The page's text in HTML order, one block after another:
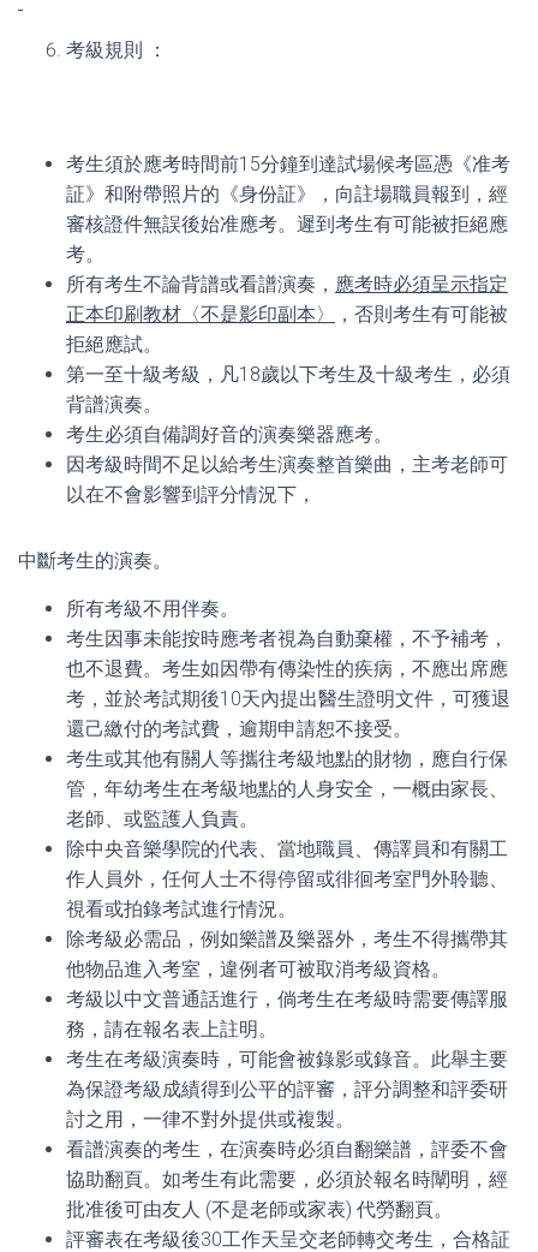
考級規則 ：
考生須於應考時間前15分鐘到達試場候考區憑《准考
証》和附帶照片的《身份証》，向註場職員報到，經
審核證件無誤後始准應考。遲到考生有可能被拒絕應
考。
所有考生不論背譜或看譜演奏， 應考時必須呈示指定
正本印刷教材〈不是影印副本〉
，否則考生有可能被
拒絕應試。
第一至十級考級，凡18歲以下考生及十級考生，必須
背譜演奏。
考生必須自備調好音的演奏樂器應考。
因考級時間不足以給考生演奏整首樂曲，主考老師可
以在不會影響到評分情況下，
中斷考生的演奏。
所有考級不用伴奏。
考生因事未能按時應考者視為自動棄權，不予補考，
也不退費。考生如因帶有傳染性的疾病，不應出席應
考，並於考試期後10天內提出醫生證明文件，可獲退
還己繳付的考試費，逾期申請恕不接受。
考生或其他有關人等攜往考級地點的財物，應自行保
管，年幼考生在考級地點的人身安全，一概由家長、
老師、或監護人負責。
除中央音樂學院的代表、當地職員、傳譯員和有關工
作人員外，任何人士不得停留或徘徊考室門外聆聽、
視看或拍錄考試進行情況。
除考級必需品，例如樂譜及樂器外，考生不得攜帶其
他物品進入考室，違例者可被取消考級資格。
考級以中文普通話進行，倘考生在考級時需要傳譯服
務，請在報名表上註明。
考生在考級演奏時，可能會被錄影或錄音。此舉主要
為保證考級成績得到公平的評審，評分調整和評委研
討之用，一律不對外提供或複製。
看譜演奏的考生，在演奏時必須自翻樂譜，評委不會
協助翻頁。如考生有此需要，必須於報名時闡明，經
批准後可由友人 (不是老師或家表) 代勞翻頁。
評審表在考級後30工作天呈交老師轉交考生，合格証